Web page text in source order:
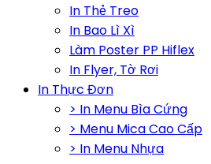
In Thẻ Treo
In Bao Lì Xì
Làm Poster PP Hiflex
In Flyer, Tờ Rơi
In Thực Đơn
> In Menu Bìa Cứng
> Menu Mica Cao Cấp
> In Menu Nhựa